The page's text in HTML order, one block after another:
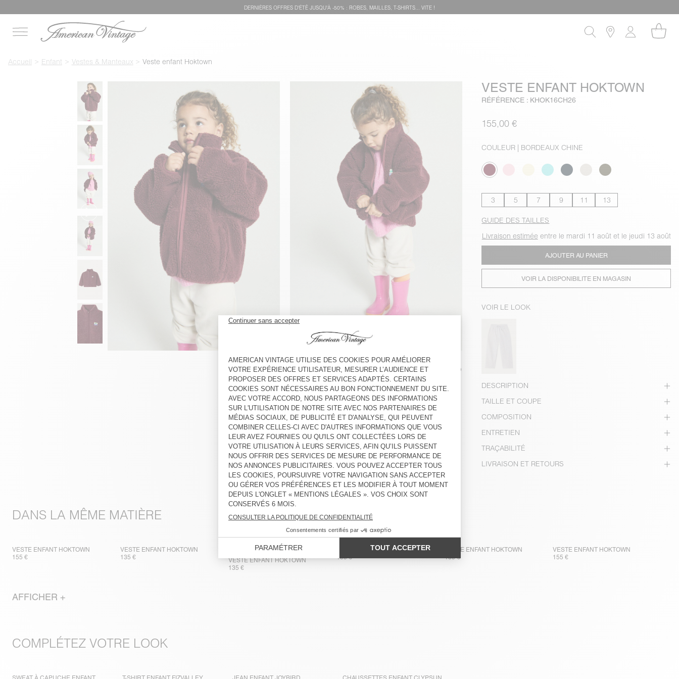
DERNIÈRES OFFRES D'ÉTÊ JUSQU'À -50% : ROBES, MAILLES, T-SHIRTS... VITE !
Accueil Enfant Vestes & Manteaux Veste enfant Hoktown
VESTE ENFANT HOKTOWN
RÉFÉRENCE : KHOK16CH26
155,00 €
COULEUR | BORDEAUX CHINE
3 5 7 9 11 13
GUIDE DES TAILLES
Livraison estimée entre le mardi 11 août et le jeudi 13 août
AJOUTER AU PANIER
VOIR LA DISPONIBILITE EN MAGASIN
VOIR LE LOOK
DESCRIPTION
TAILLE ET COUPE
COMPOSITION
ENTRETIEN
TRAÇABILITÉ
LIVRAISON ET RETOURS
DANS LA MÊME MATIÈRE
VESTE ENFANT HOKTOWN
155 €
VESTE ENFANT HOKTOWN
135 €
VESTE ENFANT HOKTOWN
135 €
VESTE ENFANT HOKTOWN
155 €
VESTE ENFANT HOKTOWN
135 €
VESTE ENFANT HOKTOWN
155 €
AFFICHER +
COMPLÉTEZ VOTRE LOOK